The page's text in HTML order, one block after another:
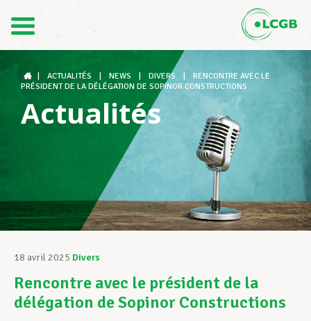
DE
Le LCGB
Structures syndicales
Assistance au Travail
Vos droits
ACTUALITÉS NEWS DIVERS
RENCONTRE AVEC LE
PRÉSIDENT DE LA DÉLÉGATION DE SOPINOR CONSTRUCTIONS
Actualités
18 avril 2025 Divers
Rencontre avec le président de la
délégation de Sopinor Constructions